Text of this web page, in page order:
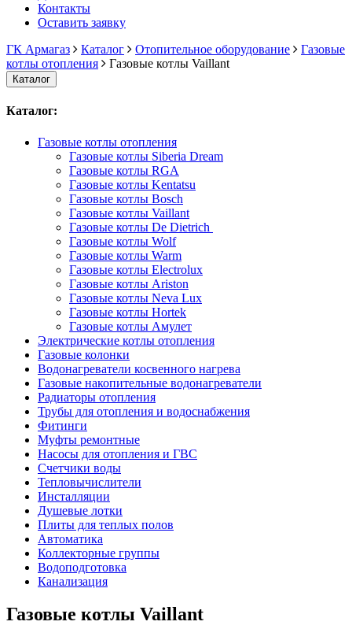
Контакты
Оставить заявку
ГК Армагаз
Каталог Отопительное оборудование
Газовые
котлы отопления
Газовые котлы Vaillant
Каталог
Каталог:
Газовые котлы отопления
Газовые котлы Siberia Dream
Газовые котлы RGA
Газовые котлы Kentatsu
Газовые котлы Bosch
Газовые котлы Vaillant
Газовые котлы De Dietrich
Газовые котлы Wolf
Газовые котлы Warm
Газовые котлы Electrolux
Газовые котлы Ariston
Газовые котлы Neva Lux
Газовые котлы Hortek
Газовые котлы Амулет
Электрические котлы отопления
Газовые колонки
Водонагреватели косвенного нагрева
Газовые накопительные водонагреватели
Радиаторы отопления
Трубы для отопления и водоснабжения
Фитинги
Муфты ремонтные
Насосы для отопления и ГВС
Счетчики воды
Тепловычислители
Инсталляции
Душевые лотки
Плиты для теплых полов
Автоматика
Коллекторные группы
Водоподготовка
Канализация
Газовые котлы Vaillant